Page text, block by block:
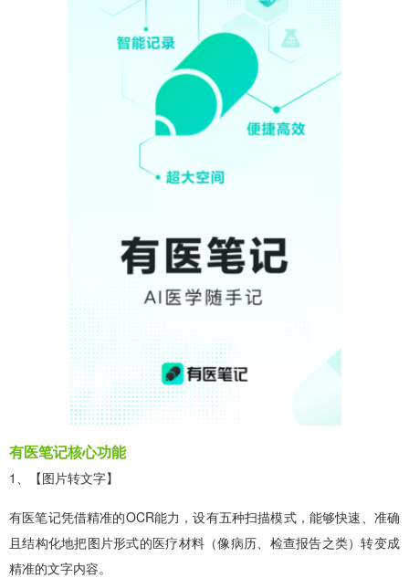
有医笔记核心功能
1、【图片转文字】
有医笔记凭借精准的OCR能力，设有五种扫描模式，能够快速、准确
且结构化地把图片形式的医疗材料（像病历、检查报告之类）转变成
精准的文字内容。